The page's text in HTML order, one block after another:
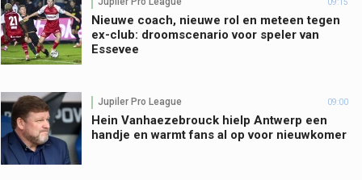
09:15
Nieuwe coach, nieuwe rol en meteen tegen
ex-club: droomscenario voor speler van
Essevee
Jupiler Pro League 09:00
Hein Vanhaezebrouck hielp Antwerp een
handje en warmt fans al op voor nieuwkomer